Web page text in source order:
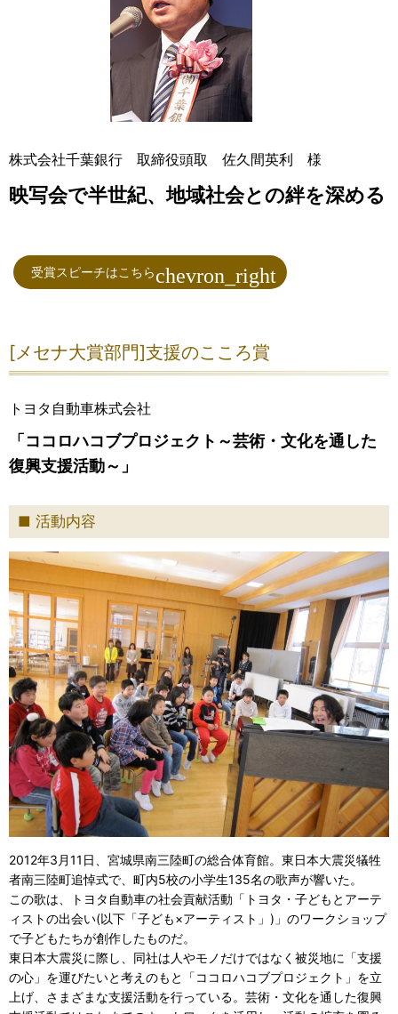
株式会社千葉銀行 取締役頭取 佐久間英利 様
映写会で半世紀、地域社会との絆を深める
受賞スピーチはこちら
[メセナ大賞部門]支援のこころ賞
トヨタ自動車株式会社
「ココロハコブプロジェクト～芸術・文化を通した
復興支援活動～」
活動内容
2012年3月11日、宮城県南三陸町の総合体育館。東日本大震災犠牲
者南三陸町追悼式で、町内5校の小学生135名の歌声が響いた。
この歌は、トヨタ自動車の社会貢献活動「トヨタ・子どもとアーテ
ィストの出会い(以下「子ども×アーティスト」)」のワークショップ
で子どもたちが創作したものだ。
東日本大震災に際し、同社は人やモノだけではなく被災地に「支援
の心」を運びたいと考えのもと「ココロハコブプロジェクト」を立
上げ、さまざまな支援活動を行っている。芸術・文化を通した復興